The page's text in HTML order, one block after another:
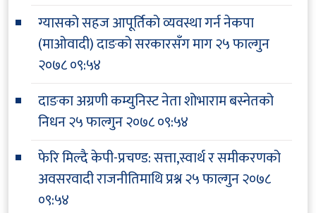
ग्यासको सहज आपूर्तिको व्यवस्था गर्न नेकपा
(माओवादी) दाङको सरकारसँग माग२५ फाल्गुन
२०७८ ०९:५४
दाङका अग्रणी कम्युनिस्ट नेता शोभाराम बस्नेतको
निधन२५ फाल्गुन २०७८ ०९:५४
फेरि मिल्दै केपी-प्रचण्ड: सत्ता,स्वार्थ र समीकरणको
अवसरवादी राजनीतिमाथि प्रश्न२५ फाल्गुन २०७८
०९:५४